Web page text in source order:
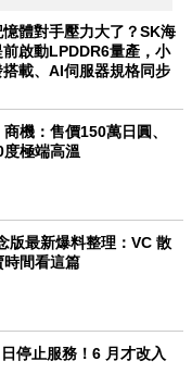
體對手壓力大了？SK海
前啟動LPDDR6量產，小
載、AI伺服器規格同步
機：售價150萬日圓、
極端高溫
最新爆料整理：VC 散
間看這篇
停止服務！6 月才改入